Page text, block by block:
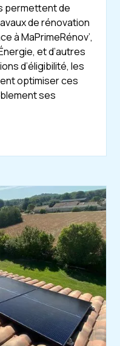
permettent de
de rénovation
à MaPrimeRénov’,
et d’autres
d’éligibilité, les
optimiser ces
ses